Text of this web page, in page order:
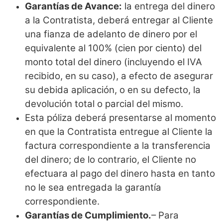
Garantías de Avance: la entrega del dinero
a la Contratista, deberá entregar al Cliente
una fianza de adelanto de dinero por el
equivalente al 100% (cien por ciento) del
monto total del dinero (incluyendo el IVA
recibido, en su caso), a efecto de asegurar
su debida aplicación, o en su defecto, la
devolución total o parcial del mismo.
Esta póliza deberá presentarse al momento
en que la Contratista entregue al Cliente la
factura correspondiente a la transferencia
del dinero; de lo contrario, el Cliente no
efectuara al pago del dinero hasta en tanto
no le sea entregada la garantía
correspondiente.
Garantías de Cumplimiento.– Para